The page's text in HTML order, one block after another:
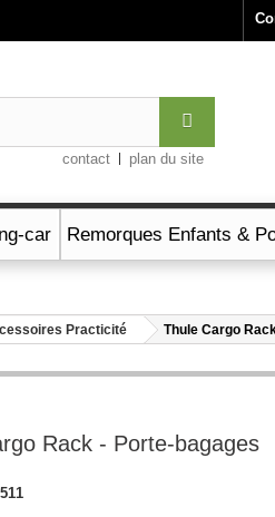
contact
plan du site
car Remorques Enfants &
Practicité Thule Cargo
Rack - Porte-bagages